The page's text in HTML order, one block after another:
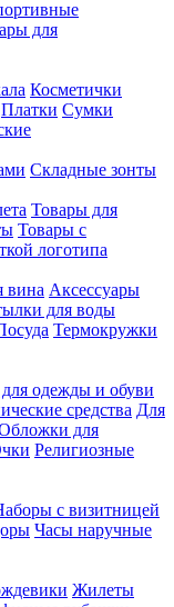
для
Косметички
Платки Сумки
Складные зонты
Товары для
Товары с
логотипа
вина Аксессуары
для воды
Термокружки
одежды и обуви
средства Для
для
Религиозные
с визитницей
Часы наручные
Жилеты